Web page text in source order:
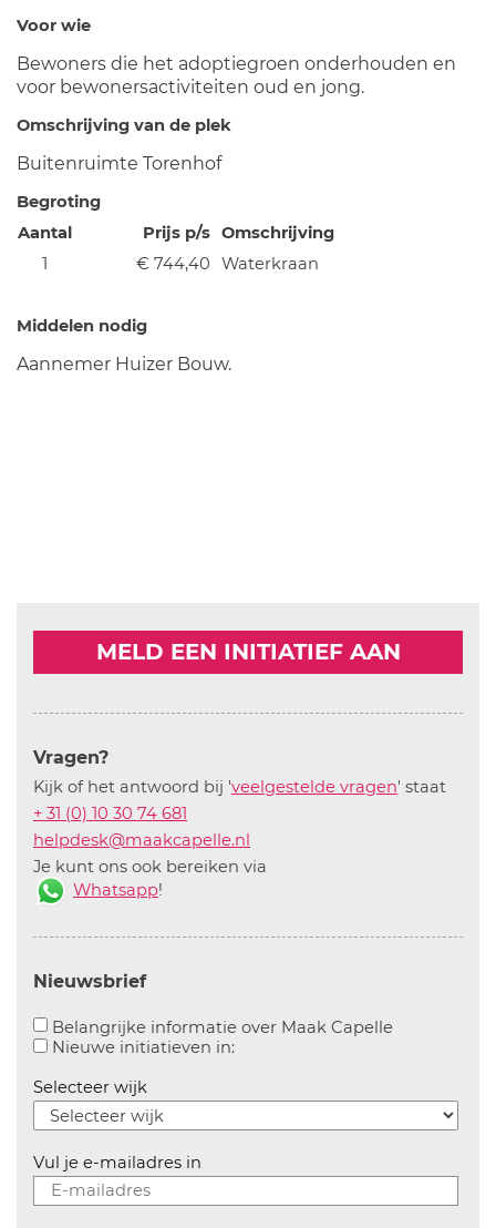
Voor wie
Bewoners die het adoptiegroen onderhouden en
voor bewonersactiviteiten oud en jong.
Omschrijving van de plek
Buitenruimte Torenhof
Begroting
Aantal
Prijs p/s Omschrijving
1
€ 744,40 Waterkraan
Middelen nodig
Aannemer Huizer Bouw.
MELD EEN INITIATIEF AAN
Vragen?
Kijk of het antwoord bij 'veelgestelde vragen' staat
+ 31 (0) 10 30 74 681
helpdesk@maakcapelle.nl
Je kunt ons ook bereiken via
Whatsapp!
Nieuwsbrief
Belangrijke informatie over Maak CapelleAanvinken
Nieuwe initiatieven in:Aanvinken om informatie over
Selecteer wijk
Vul je e-mailadres in